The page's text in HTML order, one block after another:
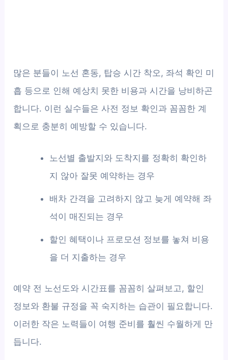
많은 분들이 노선 혼동, 탑승 시간 착오, 좌석 확인 미
흡 등으로 인해 예상치 못한 비용과 시간을 낭비하곤
합니다. 이런 실수들은 사전 정보 확인과 꼼꼼한 계
획으로 충분히 예방할 수 있습니다.
노선별 출발지와 도착지를 정확히 확인하
지 않아 잘못 예약하는 경우
배차 간격을 고려하지 않고 늦게 예약해 좌
석이 매진되는 경우
할인 혜택이나 프로모션 정보를 놓쳐 비용
을 더 지출하는 경우
예약 전 노선도와 시간표를 꼼꼼히 살펴보고, 할인
정보와 환불 규정을 꼭 숙지하는 습관이 필요합니다.
이러한 작은 노력들이 여행 준비를 훨씬 수월하게 만
듭니다.